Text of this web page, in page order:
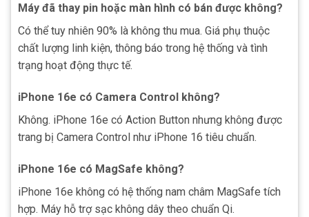
Máy đã thay pin hoặc màn hình có bán được không?
Có thể tuy nhiên 90% là không thu mua. Giá phụ thuộc
chất lượng linh kiện, thông báo trong hệ thống và tình
trạng hoạt động thực tế.
iPhone 16e có Camera Control không?
Không. iPhone 16e có Action Button nhưng không được
trang bị Camera Control như iPhone 16 tiêu chuẩn.
iPhone 16e có MagSafe không?
iPhone 16e không có hệ thống nam châm MagSafe tích
hợp. Máy hỗ trợ sạc không dây theo chuẩn Qi.